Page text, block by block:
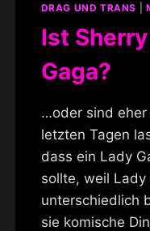
DRAG UND TRANS
Ist
Gaga?
…oder sind eher
letzten Tagen
dass ein Lady
sollte, weil Lady
unterschiedlich
sie komische